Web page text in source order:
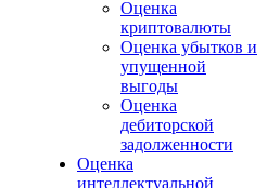
Оценка
криптовалюты
Оценка убытков и
упущенной
выгоды
Оценка
дебиторской
задолженности
Оценка
интеллектуальной